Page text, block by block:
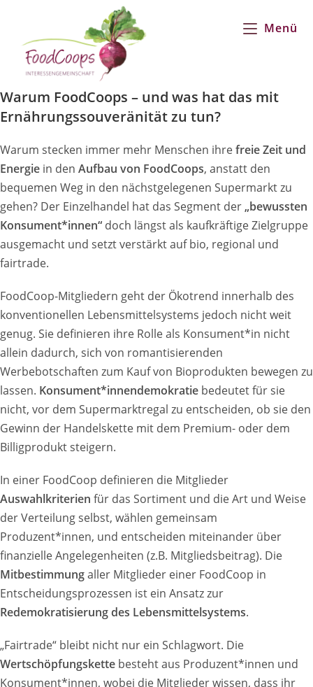
springen
Menü
Warum FoodCoops – und was hat das mit
Ernährungssouveränität zu tun?
Warum stecken immer mehr Menschen ihrefreie Zeit und
Energie in den Aufbau von FoodCoops, anstatt den
bequemen Weg in den nächstgelegenen Supermarkt zu
gehen? Der Einzelhandel hat das Segment der„bewussten
Konsument*innen“ doch längst als kaufkräftige Zielgruppe
ausgemacht und setzt verstärkt auf bio, regional und
fairtrade.
FoodCoop-Mitgliedern geht der Ökotrend innerhalb des
konventionellen Lebensmittelsystems jedoch nicht weit
genug. Sie definieren ihre Rolle als Konsument*in nicht
allein dadurch, sich von romantisierenden
Werbebotschaften zum Kauf von Bioprodukten bewegen zu
lassen. Konsument*innendemokratie bedeutet für sie
nicht, vor dem Supermarktregal zu entscheiden, ob sie den
Gewinn der Handelskette mit dem Premium- oder dem
Billigprodukt steigern.
In einer FoodCoop definieren die Mitglieder
Auswahlkriterien für das Sortiment und die Art und Weise
der Verteilung selbst, wählen gemeinsam
Produzent*innen, und entscheiden miteinander über
finanzielle Angelegenheiten (z.B. Mitgliedsbeitrag). Die
Mitbestimmungaller Mitglieder einer FoodCoop in
Entscheidungsprozessen ist ein Ansatz zur
Redemokratisierung des Lebensmittelsystems.
„Fairtrade“ bleibt nicht nur ein Schlagwort. Die
Wertschöpfungskette besteht aus Produzent*innen und
Konsument*innen, wobei die Mitglieder wissen, dass ihr